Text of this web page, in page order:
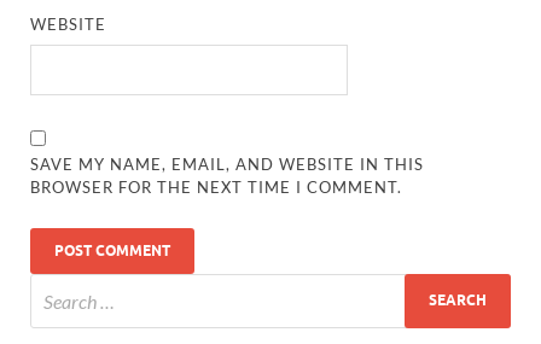
WEBSITE
SAVE MY NAME, EMAIL, AND WEBSITE IN THIS
BROWSER FOR THE NEXT TIME I COMMENT.